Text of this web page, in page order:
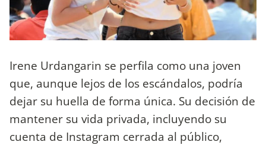
Irene Urdangarin se perfila como una joven
que, aunque lejos de los escándalos, podría
dejar su huella de forma única. Su decisión de
mantener su vida privada, incluyendo su
cuenta de Instagram cerrada al público,